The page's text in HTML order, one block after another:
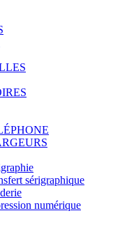
sérigraphique
numérique